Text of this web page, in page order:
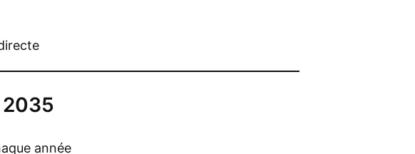
2035
année